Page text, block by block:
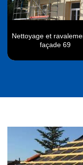
Nettoyage et
façade 69